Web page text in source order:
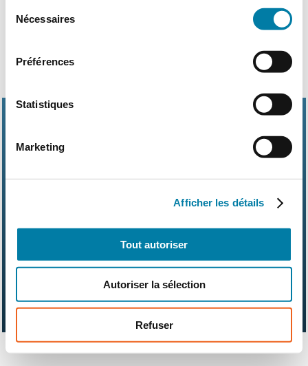
Nécessaires
Préférences
Statistiques
Marketing
Afficher les détails
Tout autoriser
Autoriser la sélection
Refuser
Contact
Kit média
Mentions légales
CGV RGPD
Suivez-nous également sur les réseaux sociaux